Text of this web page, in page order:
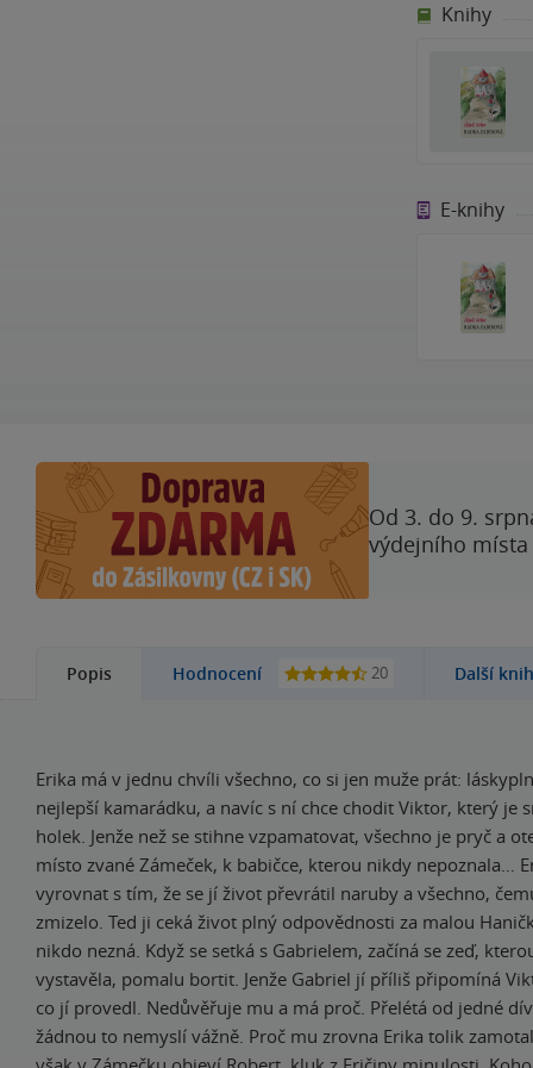
Knihy
E-knihy
Od 3. do 9.
výdejního místa
Popis Hodnocení 20 Další
Erika má v jednu chvíli všechno, co si jen muže prát:
nejlepší kamarádku, a navíc s ní chce chodit Viktor, který je
holek. Jenže než se stihne vzpamatovat, všechno je pryč a
místo zvané Zámeček, k babičce, kterou nikdy nepoznala…
vyrovnat s tím, že se jí život převrátil naruby a všechno,
zmizelo. Ted ji ceká život plný odpovědnosti za malou
nikdo nezná. Když se setká s Gabrielem, začíná se zeď,
vystavěla, pomalu bortit. Jenže Gabriel jí příliš připomíná
co jí provedl. Nedůvěřuje mu a má proč. Přelétá od jedné
žádnou to nemyslí vážně. Proč mu zrovna Erika tolik